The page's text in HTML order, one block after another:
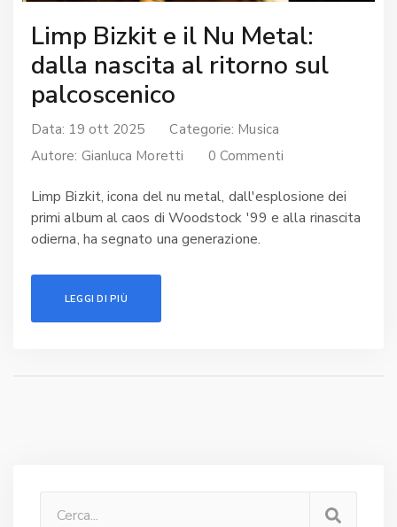
Limp Bizkit e il Nu Metal:
dalla nascita al ritorno sul
palcoscenico
Data: 19 ott 2025 Categorie: Musica
Autore: Gianluca Moretti 0 Commenti
Limp Bizkit, icona del nu metal, dall'esplosione dei
primi album al caos di Woodstock '99 e alla rinascita
odierna, ha segnato una generazione.
LEGGI DI PIÙ